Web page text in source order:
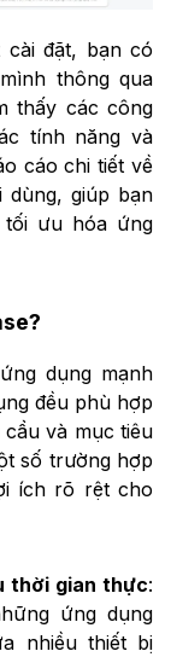
cài đặt, bạn có
thông qua
thấy các công
tính năng và
cáo chi tiết về
dùng, giúp bạn
ưu hóa ứng
dụng mạnh
đều phù hợp
và mục tiêu
số trường hợp
ích rõ rệt cho
thời gian thực:
ứng dụng
nhiều thiết bị